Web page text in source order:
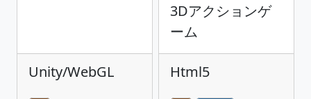
Unity/WebGL
3Dアクションゲ
ーム
Html5